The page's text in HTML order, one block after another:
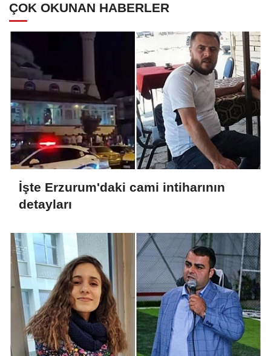
ÇOK OKUNAN HABERLER
İşte Erzurum'daki cami intiharının
detayları